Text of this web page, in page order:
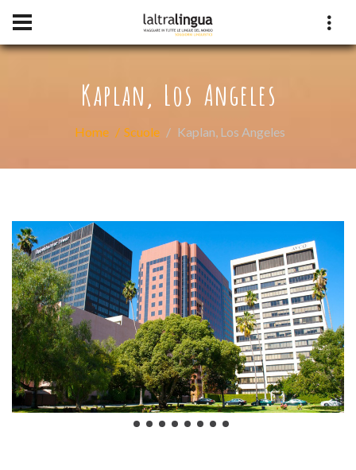
Kaplan, Los Angeles
Home Scuole Kaplan, Los Angeles